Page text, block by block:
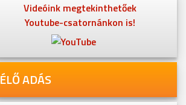
Videóink megtekinthetőek
Youtube-csatornánkon is!
ÉLŐ ADÁS